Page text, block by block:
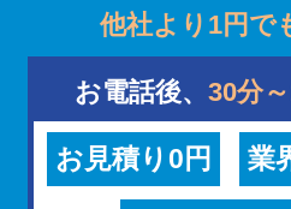
他社より1円で
お電話後、 30分
お見積り0円 業